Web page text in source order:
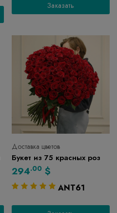
Заказать
Доставка цветов
Букет из 75 красных роз
294.00 $
ANT61